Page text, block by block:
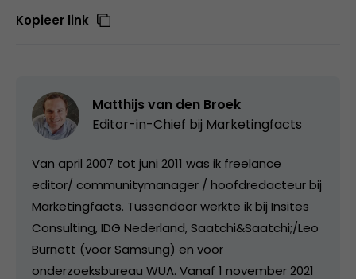
Kopieer link
Matthijs van den Broek
Editor-in-Chief bij Marketingfacts
Van april 2007 tot juni 2011 was ik freelance
editor/ communitymanager / hoofdredacteur bij
Marketingfacts. Tussendoor werkte ik bij Insites
Consulting, IDG Nederland, Saatchi&Saatchi;/Leo
Burnett (voor Samsung) en voor
onderzoeksbureau WUA. Vanaf 1 november 2021